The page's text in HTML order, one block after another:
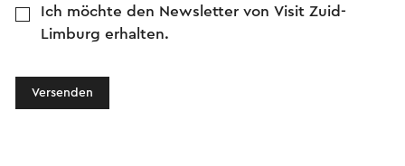
Ich möchte den Newsletter von Visit Zuid-
Limburg erhalten.
Versenden